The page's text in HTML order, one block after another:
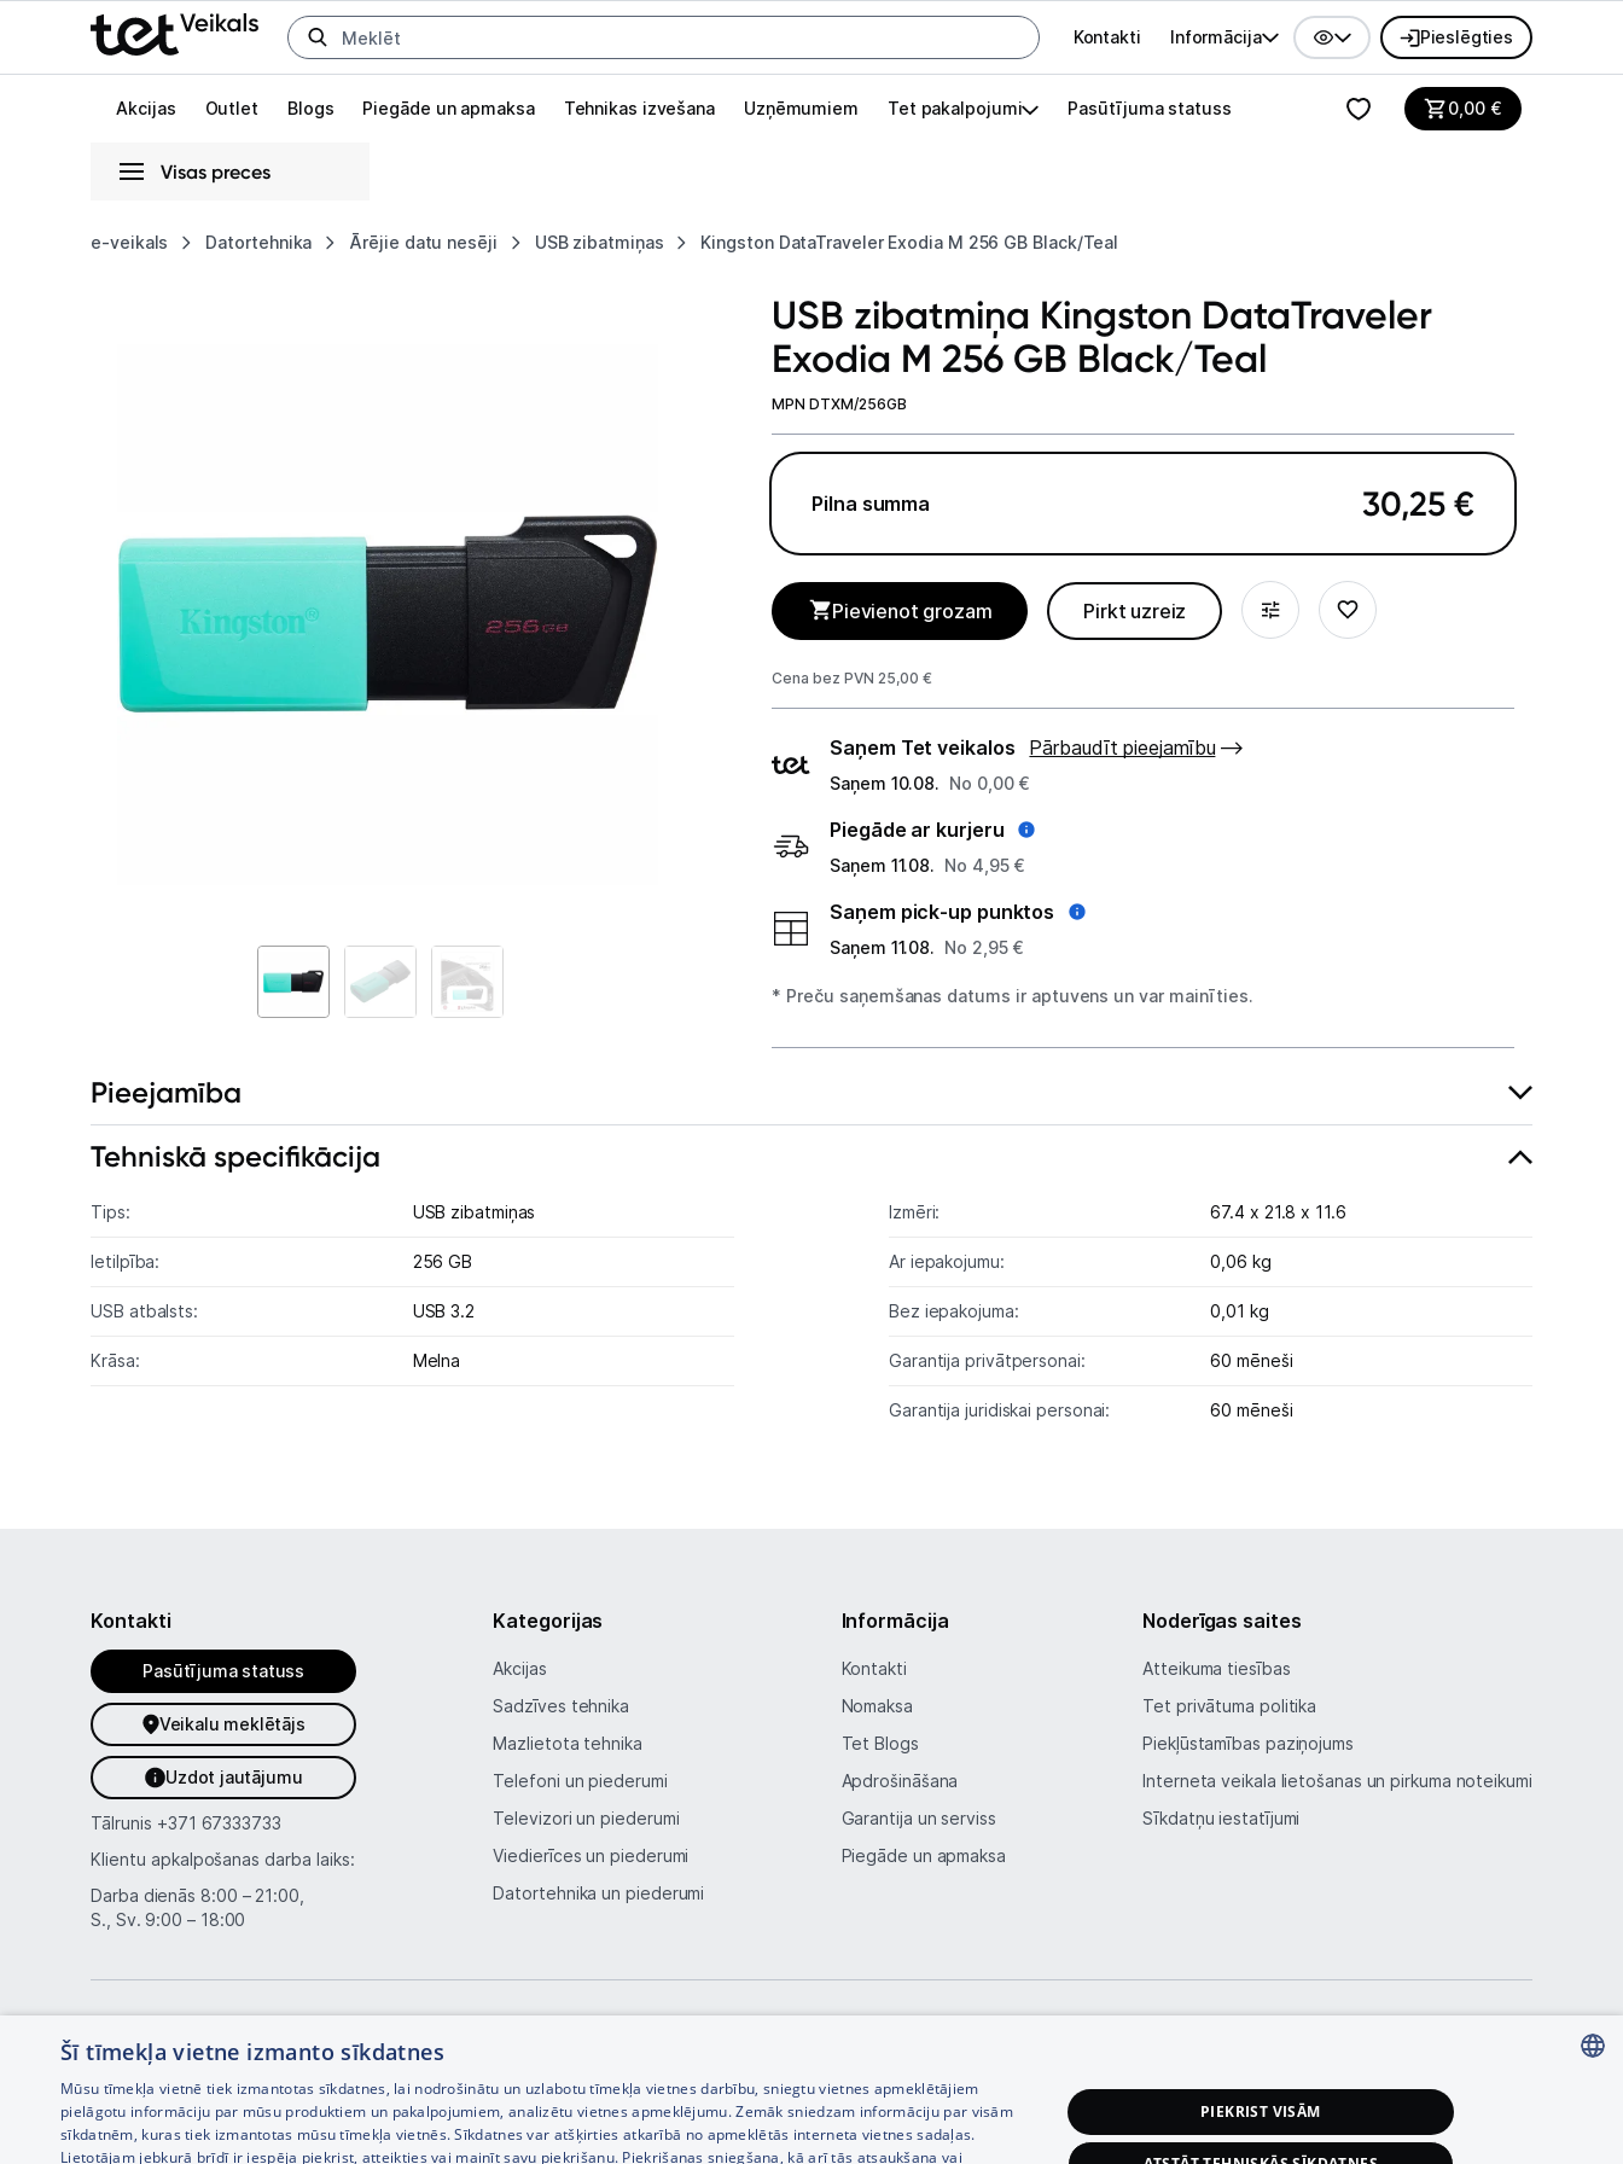
Uz kategorijam Uz galveno saturu
Galvenes izvēlne
Kontakti Informācija Pieslēgties
Akcijas Outlet Blogs Piegāde un apmaksa Tehnikas izvešana Uzņēmumiem Tet pakalpojumi Pasūtījuma statuss 0,00€
Visas preces
e-veikals Datortehnika Ārējie datu nesēji USB zibatmiņas Kingston DataTraveler Exodia M 256 GB Black/Teal
Pieslēgties
Akcijas
Izvēlies kāroto ierīci izdevīgāk!
GAMING pasaule >
Portatīvie datori un piederumi
Audio
Stacionārie datori un piederumi
Spēļu konsoles un piederumi
Blogs
Piegāde un apmaksa
Tehnikas izvešana
Tet pakalpojumi
Kontakti
256
GB
Black/Teal
USB zibatmiņa Kingston DataTraveler
Exodia M 256 GB Black/Teal
MPN DTXM/256GB
Pilna summa 30,25 €
Pievienot grozam Pirkt uzreiz
Cena bez PVN 25,00 €
Piegādes
veidi
Saņem Tet veikalos Pārbaudīt pieejamību
Saņem 10.08. No 0,00 €
Piegāde ar kurjeru
Saņem 11.08. No 4,95 €
Saņem pick-up punktos
Saņem 11.08. No 2,95 €
* Preču saņemšanas datums ir aptuvens un var mainīties.
Pieejamība
Tehniskā specifikācija
Tips: USB zibatmiņas
Ietilpība: 256 GB
USB atbalsts: USB 3.2
Krāsa: Melna
Izmēri: 67.4 x 21.8 x 11.6
Ar iepakojumu: 0,06 kg
Bez iepakojuma: 0,01 kg
Garantija privātpersonai: 60 mēneši
Garantija juridiskai personai: 60 mēneši
Kontakti
Pasūtījuma statuss
Veikalu meklētājs
Uzdot jautājumu
Tālrunis +371 67333733
Klientu apkalpošanas darba laiks:
Darba dienās 8:00 – 21:00,
S., Sv. 9:00 – 18:00
Kategorijas
Akcijas
Sadzīves tehnika
Mazlietota tehnika
Telefoni un piederumi
Televizori un piederumi
Viedierīces un piederumi
Datortehnika un piederumi
Informācija
Kontakti
Nomaksa
Tet Blogs
Apdrošināšana
Garantija un serviss
Piegāde un apmaksa
Noderīgas saites
Atteikuma tiesības
Tet privātuma politika
Piekļūstamības paziņojums
Interneta veikala lietošanas un pirkuma noteikumi
Sīkdatņu iestatījumi
Interneta veikala izstrāde —
Šī tīmekļa vietne izmanto sīkdatnes
Mūsu tīmekļa vietnē tiek izmantotas sīkdatnes, lai nodrošinātu un uzlabotu tīmekļa vietnes darbību, sniegtu vietnes apmeklētājiem
pielāgotu informāciju par mūsu produktiem un pakalpojumiem, analizētu vietnes apmeklējumu. Zemāk sniedzam informāciju par visām
sīkdatnēm, kuras tiek izmantotas mūsu tīmekļa vietnēs. Sīkdatnes var atšķirties atkarībā no apmeklētās interneta vietnes sadaļas.
Lietotājam jebkurā brīdī ir iespēja piekrist, atteikties vai mainīt savu piekrišanu. Piekrišanas sniegšana, kā arī tās atsaukšana vai
PIEKRIST VISĀM